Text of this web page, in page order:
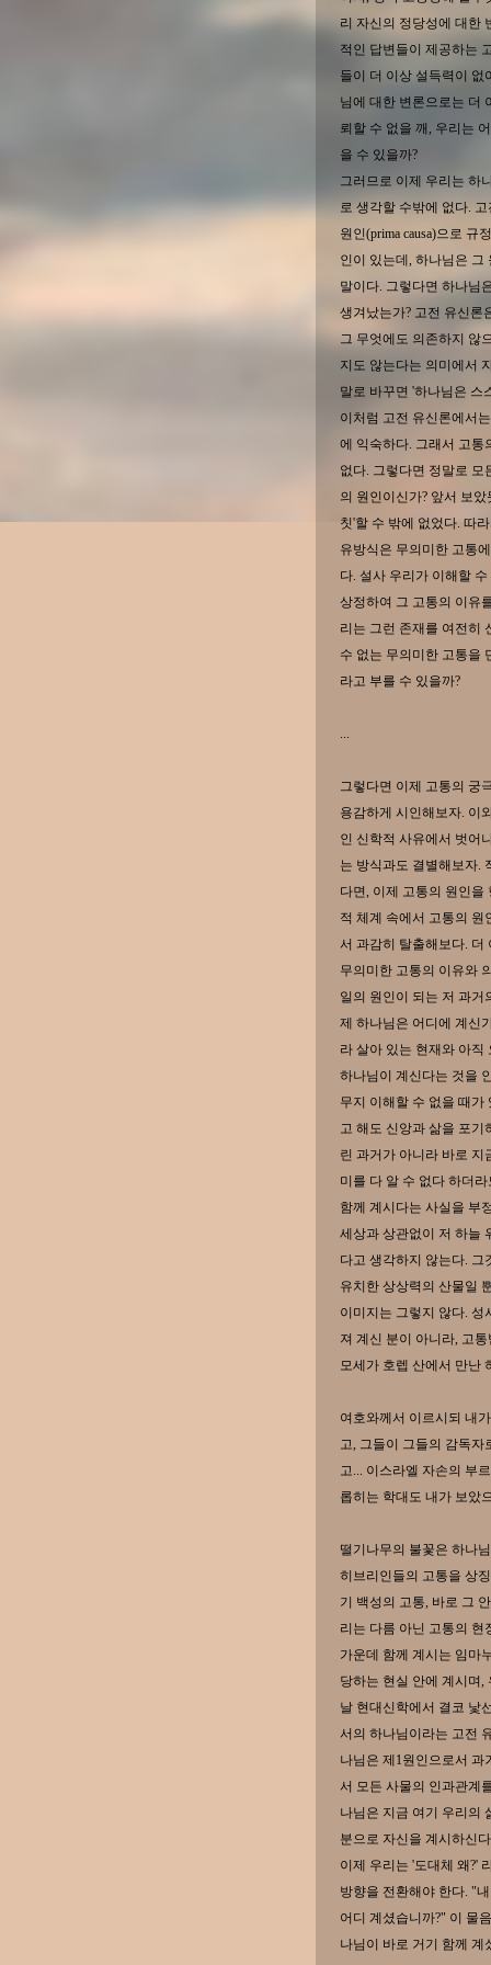
리 자신의 정당성에 대한
적인 답변들이 제공하는
들이 더 이상 설득력이 없
님에 대한 변론으로는 더
뢰할 수 없을 깨, 우리는
을 수 있을까?
그러므로 이제 우리는 하
로 생각할 수밖에 없다.
원인(prima causa)으로 규
인이 있는데, 하나님은 그
말이다. 그렇다면 하나님
생겨났는가? 고전 유신론
그 무엇에도 의존하지 않
지도 않는다는 의미에서
말로 바꾸면 '하나님은 스
이처럼 고전 유신론에서
에 익숙하다. 그래서 고통
없다. 그렇다면 정말로 모
의 원인이신가? 앞서 보
칫'할 수 밖에 없었다. 따
유방식은 무의미한 고통
다. 설사 우리가 이해할
상정하여 그 고통의 이유
리는 그런 존재를 여전히
수 없는 무의미한 고통을
라고 부를 수 있을까?
...
그렇다면 이제 고통의 궁
용감하게 시인해보자. 이
인 신학적 사유에서 벗어
는 방식과도 결별해보자.
다면, 이제 고통의 원인을
적 체계 속에서 고통의
서 과감히 탈출해보다. 더
무의미한 고통의 이유와
일의 원인이 되는 저 과거
제 하나님은 어디에 계신
라 살아 있는 현재와 아직
하나님이 계신다는 것을
무지 이해할 수 없을 때가
고 해도 신앙과 삶을 포기
린 과거가 아니라 바로 지
미를 다 알 수 없다 하더
함께 계시다는 사실을 부
세상과 상관없이 저 하늘
다고 생각하지 않는다. 그
유치한 상상력의 산물일
이미지는 그렇지 않다. 성
져 계신 분이 아니라, 고
모세가 호렙 산에서 만난
여호와께서 이르시되 내
고, 그들이 그들의 감독자
고... 이스라엘 자손의 부
롭히는 학대도 내가 보았
떨기나무의 불꽃은 하나
히브리인들의 고통을 상
기 백성의 고통, 바로 그
리는 다름 아닌 고통의 현
가운데 함께 계시는 임마
당하는 현실 안에 계시며,
날 현대신학에서 결코 낯
서의 하나님이라는 고전
나님은 제1원인으로서 과
서 모든 사물의 인과관계
나님은 지금 여기 우리의
분으로 자신을 계시하신
이제 우리는 '도대체 왜?'
방향을 전환해야 한다. "
어디 계셨습니까?" 이 물
나님이 바로 거기 함께 계